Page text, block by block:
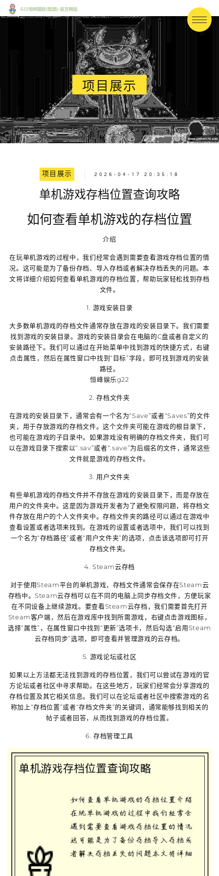
项目展示
项目展示 2026-04-17 20:35:18
单机游戏存档位置查询攻略
如何查看单机游戏的存档位置
介绍
在玩单机游戏的过程中，我们经常会遇到需要查看游戏存档位置的情
况。这可能是为了备份存档、导入存档或者解决存档丢失的问题。本
文将详细介绍如何查看单机游戏的存档位置，帮助玩家轻松找到存档
文件。
1. 游戏安装目录
大多数单机游戏的存档文件通常存放在游戏的安装目录下。我们需要
找到游戏的安装目录。游戏的安装目录会在电脑的C盘或者自定义的
安装路径下。我们可以通过在开始菜单中找到游戏的快捷方式，右键
点击属性，然后在属性窗口中找到“目标”字段，即可找到游戏的安装
路径。
恒峰娱乐g22
2. 存档文件夹
在游戏的安装目录下，通常会有一个名为“Save”或者“Saves”的文件
夹，用于存放游戏的存档文件。这个文件夹可能在游戏的根目录下，
也可能在游戏的子目录中。如果游戏没有明确的存档文件夹，我们可
以在游戏目录下搜索以“.sav”或者“.save”为后缀名的文件，通常这些
文件就是游戏的存档文件。
3. 用户文件夹
有些单机游戏的存档文件并不存放在游戏的安装目录下，而是存放在
用户的文件夹中。这是因为游戏开发者为了避免权限问题，将存档文
件存放在用户的个人文件夹中。存档文件夹的路径可以通过在游戏中
查看设置或者选项来找到。在游戏的设置或者选项中，我们可以找到
一个名为“存档路径”或者“用户文件夹”的选项，点击该选项即可打开
存档文件夹。
4. Steam云存档
对于使用Steam平台的单机游戏，存档文件通常会保存在Steam云
存档中。Steam云存档可以在不同的电脑上同步存档文件，方便玩家
在不同设备上继续游戏。要查看Steam云存档，我们需要首先打开
Steam客户端，然后在游戏库中找到所需游戏，右键点击游戏图标，
选择“属性”，在属性窗口中找到“更新”选项卡，然后勾选“启用Steam
云存档同步”选项，即可查看并管理游戏的云存档。
5. 游戏论坛或社区
如果以上方法都无法找到游戏的存档位置，我们可以尝试在游戏的官
方论坛或者社区中寻求帮助。在这些地方，玩家们经常会分享游戏的
存档位置及其它相关信息。我们可以在论坛或者社区中搜索游戏的名
称加上“存档位置”或者“存档文件夹”的关键词，通常能够找到相关的
帖子或者回答，从而找到游戏的存档位置。
6. 存档管理工具